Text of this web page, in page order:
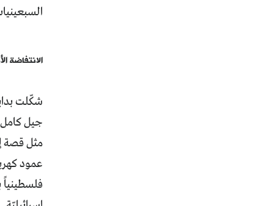
الانتفاضة
شكّلت
جيل كامل